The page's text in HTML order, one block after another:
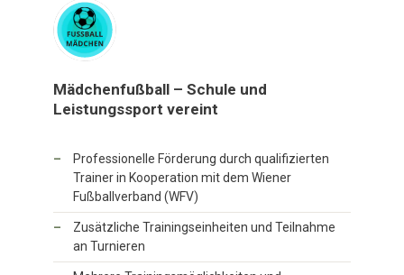
Mädchenfußball – Schule und
Leistungssport vereint
Professionelle Förderung durch qualifizierten
Trainer in Kooperation mit dem Wiener
Fußballverband (WFV)
Zusätzliche Trainingseinheiten und Teilnahme
an Turnieren